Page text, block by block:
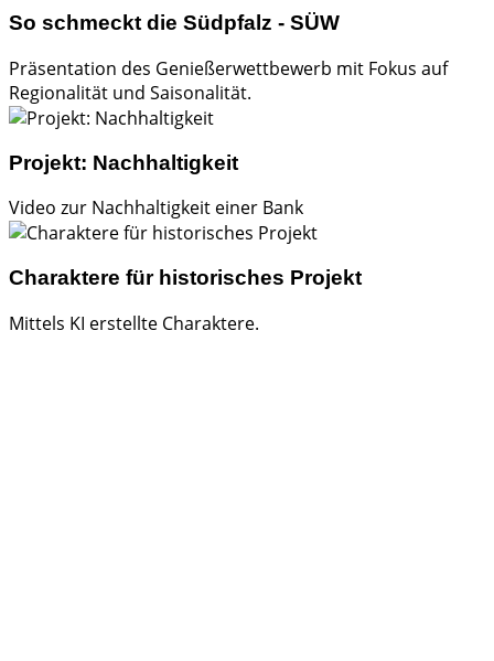
So schmeckt die Südpfalz - SÜW
Präsentation des Genießerwettbewerb mit Fokus auf
Regionalität und Saisonalität.
Projekt: Nachhaltigkeit
Video zur Nachhaltigkeit einer Bank
Charaktere für historisches Projekt
Mittels KI erstellte Charaktere.